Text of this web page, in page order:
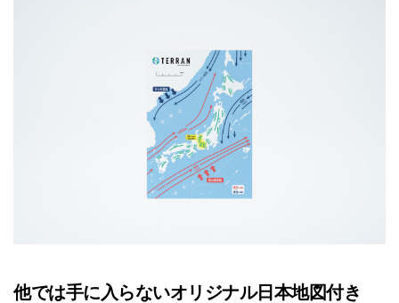
他では手に入らないオリジナル日本地図付き